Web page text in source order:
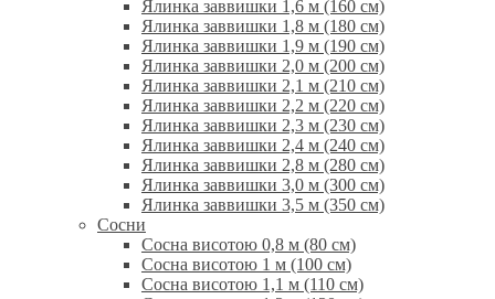
Ялинка заввишки 1,6 м (160 см)
Ялинка заввишки 1,8 м (180 см)
Ялинка заввишки 1,9 м (190 см)
Ялинка заввишки 2,0 м (200 см)
Ялинка заввишки 2,1 м (210 см)
Ялинка заввишки 2,2 м (220 см)
Ялинка заввишки 2,3 м (230 см)
Ялинка заввишки 2,4 м (240 см)
Ялинка заввишки 2,8 м (280 см)
Ялинка заввишки 3,0 м (300 см)
Ялинка заввишки 3,5 м (350 см)
Сосни
Сосна висотою 0,8 м (80 см)
Сосна висотою 1 м (100 см)
Сосна висотою 1,1 м (110 см)